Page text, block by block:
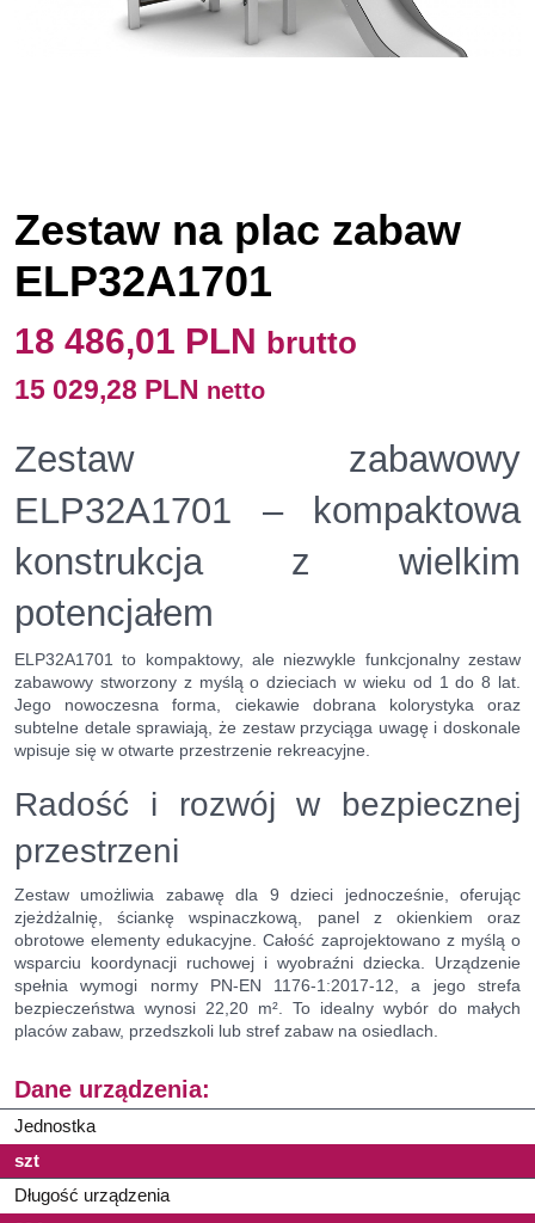
Zestaw na plac zabaw
ELP32A1701
18 486,01 PLN brutto
15 029,28 PLN netto
Zestaw zabawowy
ELP32A1701 – kompaktowa
konstrukcja z wielkim
potencjałem
ELP32A1701 to kompaktowy, ale niezwykle funkcjonalny zestaw
zabawowy stworzony z myślą o dzieciach w wieku od 1 do 8 lat.
Jego nowoczesna forma, ciekawie dobrana kolorystyka oraz
subtelne detale sprawiają, że zestaw przyciąga uwagę i doskonale
wpisuje się w otwarte przestrzenie rekreacyjne.
Radość i rozwój w bezpiecznej
przestrzeni
Zestaw umożliwia zabawę dla 9 dzieci jednocześnie, oferując
zjeżdżalnię, ściankę wspinaczkową, panel z okienkiem oraz
obrotowe elementy edukacyjne. Całość zaprojektowano z myślą o
wsparciu koordynacji ruchowej i wyobraźni dziecka. Urządzenie
spełnia wymogi normy PN-EN 1176-1:2017-12, a jego strefa
bezpieczeństwa wynosi 22,20 m². To idealny wybór do małych
placów zabaw, przedszkoli lub stref zabaw na osiedlach.
Dane urządzenia:
Jednostka
szt
Długość urządzenia